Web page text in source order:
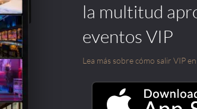
la multitud
eventos VIP
Lea más sobre cómo salir VIP